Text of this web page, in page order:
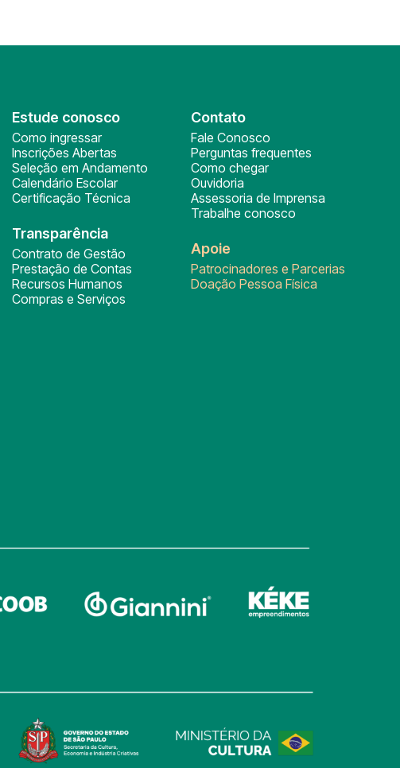
Estude conosco
Como ingressar
Inscrições Abertas
Seleção em Andamento
Calendário Escolar
Certificação Técnica
Transparência
Contrato de Gestão
Prestação de Contas
Recursos Humanos
Compras e Serviços
Contato
Fale Conosco
Perguntas frequentes
Como chegar
Ouvidoria
Assessoria de Imprensa
Trabalhe conosco
Apoie
Patrocinadores e Parcerias
Doação Pessoa Física